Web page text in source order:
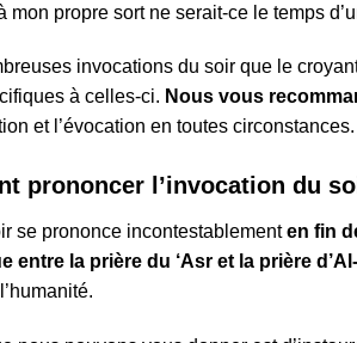
mon propre sort ne serait-ce le temps
invocations du soir que le
à celles-ci. Nous vous
et l’évocation en toutes
prononcer l’invocation du
se prononce incontestablementen fin
entre la prière du ‘Asr et la prière